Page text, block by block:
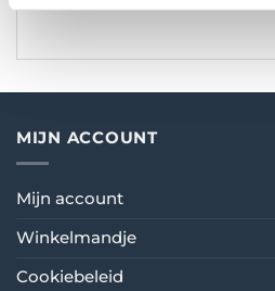
MIJN ACCOUNT
Mijn account
Winkelmandje
Cookiebeleid